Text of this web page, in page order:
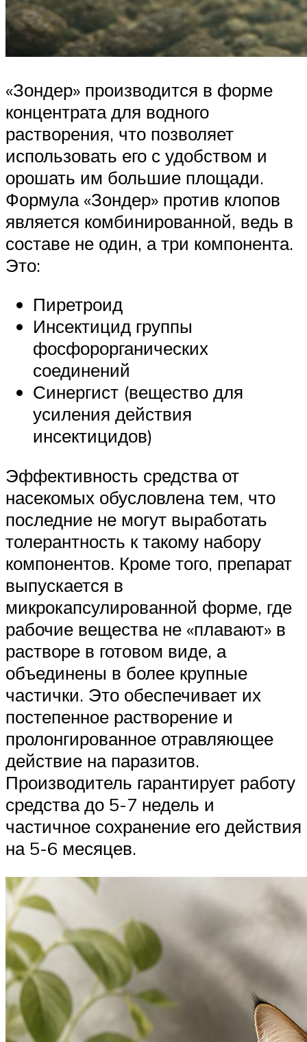
«Зондер» производится в форме
концентрата для водного
растворения, что позволяет
использовать его с удобством и
орошать им большие площади.
Формула «Зондер» против клопов
является комбинированной, ведь в
составе не один, а три компонента.
Это:
Пиретроид
Инсектицид группы
фосфорорганических
соединений
Синергист (вещество для
усиления действия
инсектицидов)
Эффективность средства от
насекомых обусловлена тем, что
последние не могут выработать
толерантность к такому набору
компонентов. Кроме того, препарат
выпускается в
микрокапсулированной форме, где
рабочие вещества не «плавают» в
растворе в готовом виде, а
объединены в более крупные
частички. Это обеспечивает их
постепенное растворение и
пролонгированное отравляющее
действие на паразитов.
Производитель гарантирует работу
средства до 5-7 недель и
частичное сохранение его действия
на 5-6 месяцев.